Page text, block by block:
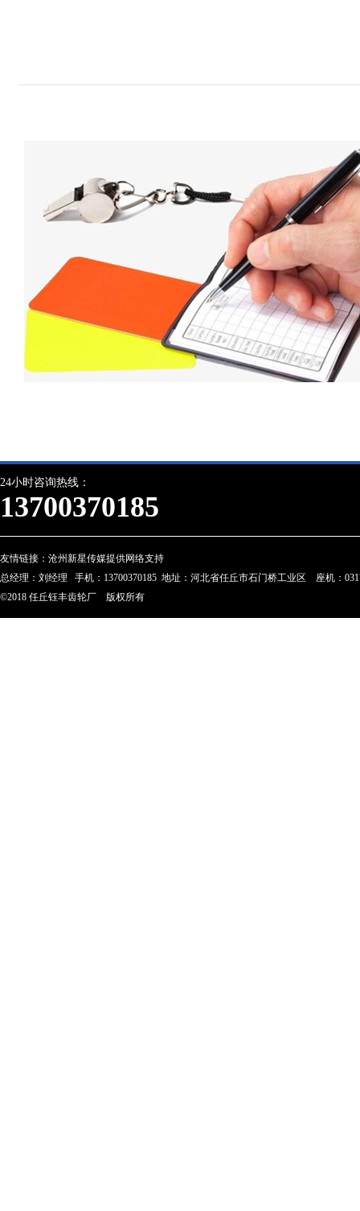
24小时咨询热线：
13700370185
友情链接： 沧州新星传媒提供网络支持
总经理：刘经理 手机：13700370185 地址：河北省任丘市石门桥工业区 座机：
©2018 任丘钰丰齿轮厂 版权所有